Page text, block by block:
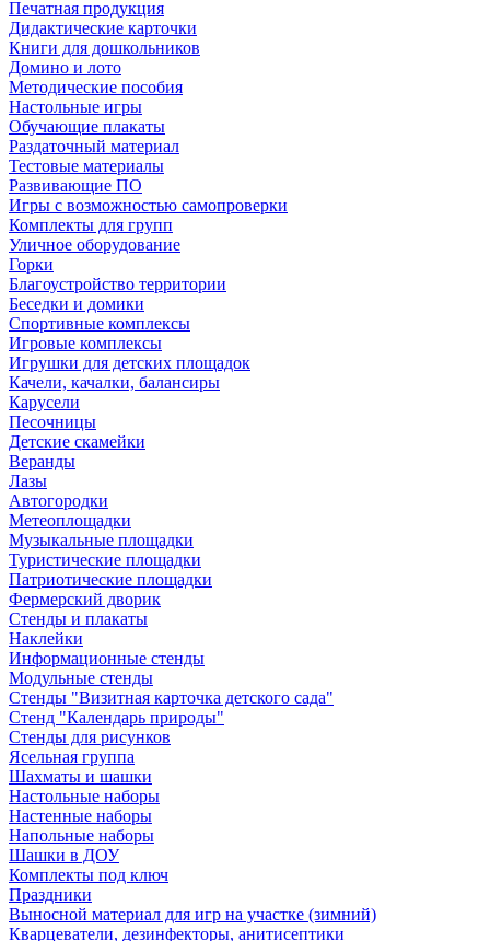
Печатная продукция
Дидактические карточки
Книги для дошкольников
Домино и лото
Методические пособия
Настольные игры
Обучающие плакаты
Раздаточный материал
Тестовые материалы
Развивающие ПО
Игры с возможностью самопроверки
Комплекты для групп
Уличное оборудование
Горки
Благоустройство территории
Беседки и домики
Спортивные комплексы
Игровые комплексы
Игрушки для детских площадок
Качели, качалки, балансиры
Карусели
Песочницы
Детские скамейки
Веранды
Лазы
Автогородки
Метеоплощадки
Музыкальные площадки
Туристические площадки
Патриотические площадки
Фермерский дворик
Стенды и плакаты
Наклейки
Информационные стенды
Модульные стенды
Стенды "Визитная карточка детского сада"
Стенд "Календарь природы"
Стенды для рисунков
Ясельная группа
Шахматы и шашки
Настольные наборы
Настенные наборы
Напольные наборы
Шашки в ДОУ
Комплекты под ключ
Праздники
Выносной материал для игр на участке (зимний)
Кварцеватели, дезинфекторы, анитисептики